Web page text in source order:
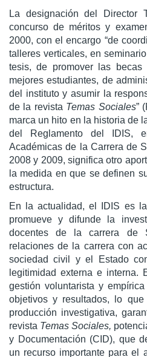
La designación del Director
concurso de méritos y
2000, con el encargo “de
talleres verticales, en
tesis, de promover las
mejores estudiantes, de
del instituto y asumir la
de la revista Temas Sociales”
marca un hito en la historia de
del Reglamento del IDIS,
Académicas de la Carrera de
2008 y 2009, significa otro
la medida en que se definen
estructura.
En la actualidad, el IDIS es
promueve y difunde la
docentes de la carrera de
relaciones de la carrera con
sociedad civil y el Estado
legitimidad externa e interna.
gestión voluntarista y
objetivos y resultados, lo
producción investigativa,
revista Temas Sociales,
y Documentación (CID), que
un recurso importante para el